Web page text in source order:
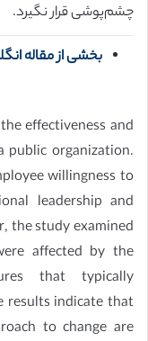
چشم‌پوشی قرار نگیرد.
بخشی از مقاله
effectiveness and
public organization.
willingness to
leadership and
the study examined
affected by the
that typically
results indicate that
to change are